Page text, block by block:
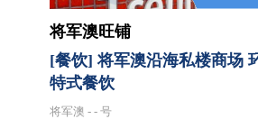
将军澳旺铺
[餐饮] 将军澳沿海私楼商场
特式餐饮
将军澳 - - 号